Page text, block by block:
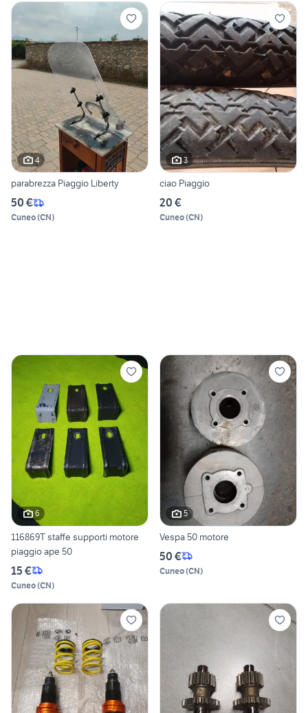
4
parabrezza Piaggio Liberty
50 €
Cuneo(CN)
3
ciao Piaggio
20 €
Cuneo(CN)
6
116869T staffe supporti motore
piaggio ape 50
15 €
Cuneo(CN)
5
Vespa 50 motore
50 €
Cuneo(CN)